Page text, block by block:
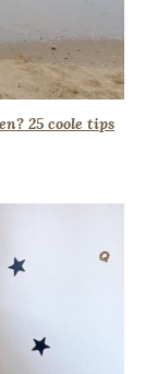
25 coole tips